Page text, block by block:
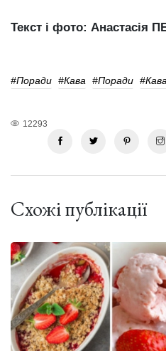
Текст і фото: Анастасія
#поради #кава #поради
12293
Схожі публікації